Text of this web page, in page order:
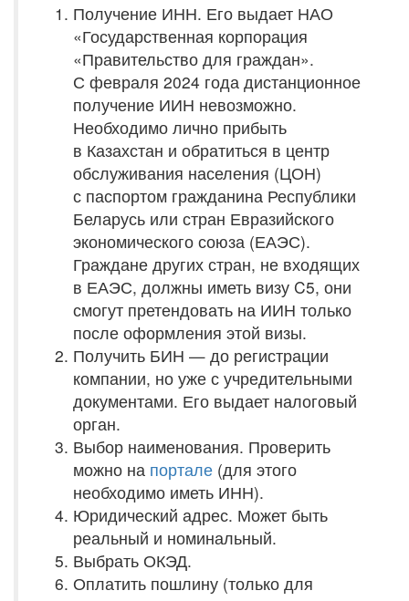
Получение ИНН. Его выдает НАО
«Государственная корпорация
«Правительство для граждан».
С февраля 2024 года дистанционное
получение ИИН невозможно.
Необходимо лично прибыть
в Казахстан и обратиться в центр
обслуживания населения (ЦОН)
с паспортом гражданина Республики
Беларусь или стран Евразийского
экономического союза (ЕАЭС).
Граждане других стран, не входящих
в ЕАЭС, должны иметь визу C5, они
смогут претендовать на ИИН только
после оформления этой визы.
Получить БИН — до регистрации
компании, но уже с учредительными
документами. Его выдает налоговый
орган.
Выбор наименования. Проверить
можно на портале (для этого
необходимо иметь ИНН).
Юридический адрес. Может быть
реальный и номинальный.
Выбрать ОКЭД.
Оплатить пошлину (только для